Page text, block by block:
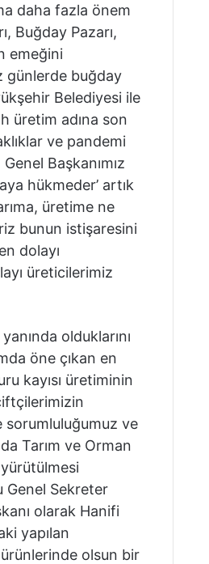
daha fazla önem
Buğday Pazarı,
emeğini
günlerde buğday
Belediyesi ile
üretim adına son
ve pandemi
Başkanımız
hükmeder’ artık
üretime ne
bunun istişaresini
dolayı
üreticilerimiz
olduklarını
öne çıkan en
kayısı üretiminin
sorumluluğumuz ve
Tarım ve Orman
yürütülmesi
Genel Sekreter
olarak Hanifi
yapılan
ürünlerinde olsun bir